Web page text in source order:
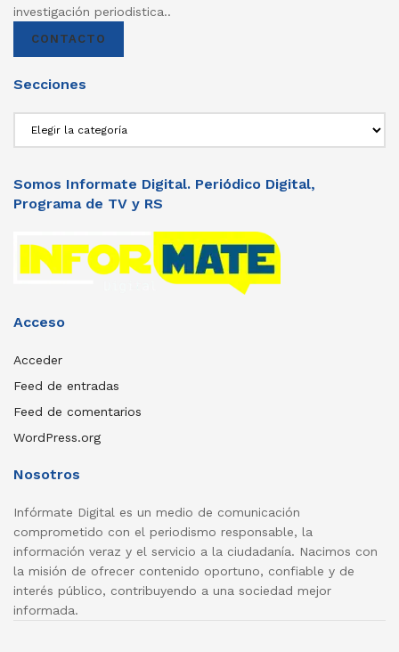
investigación periodistica..
CONTACTO
Secciones
Somos Informate Digital. Periódico Digital,
Programa de TV y RS
Acceso
Acceder
Feed de entradas
Feed de comentarios
WordPress.org
Nosotros
Infórmate Digital es un medio de comunicación
comprometido con el periodismo responsable, la
información veraz y el servicio a la ciudadanía. Nacimos con
la misión de ofrecer contenido oportuno, confiable y de
interés público, contribuyendo a una sociedad mejor
informada.